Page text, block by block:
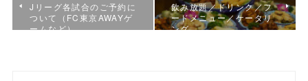
Jリーグ各試合のご予約に
ついて（FC東京AWAYゲ
ームなど）
飲み放題／ドリンク／フ
ードメニュー／ケータリ
ング